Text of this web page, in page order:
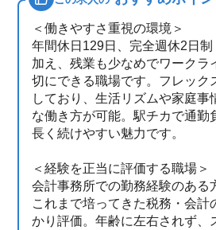
＜働きやすさ重視の環境＞
年間休日129日、完全週休2日
加え、残業も少なめでワークラ
切にできる職場です。フレック
しており、生活リズムや家庭事
な働き方が可能。駅チカで通勤
長く続けやすい魅力です。
＜経験を正当に評価する職場＞
会計事務所での勤務経験のある
これまで培ってきた税務・会計
かり評価。年齢に左右されず、